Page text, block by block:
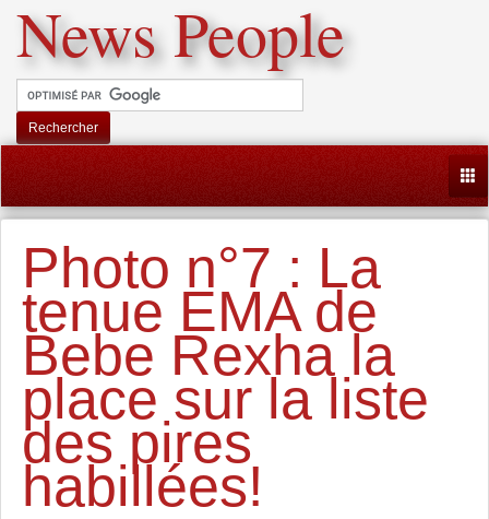
News People
Rechercher
Photo n°7 : La
tenue EMA de
Bebe Rexha la
place sur la liste
des pires
habillées!